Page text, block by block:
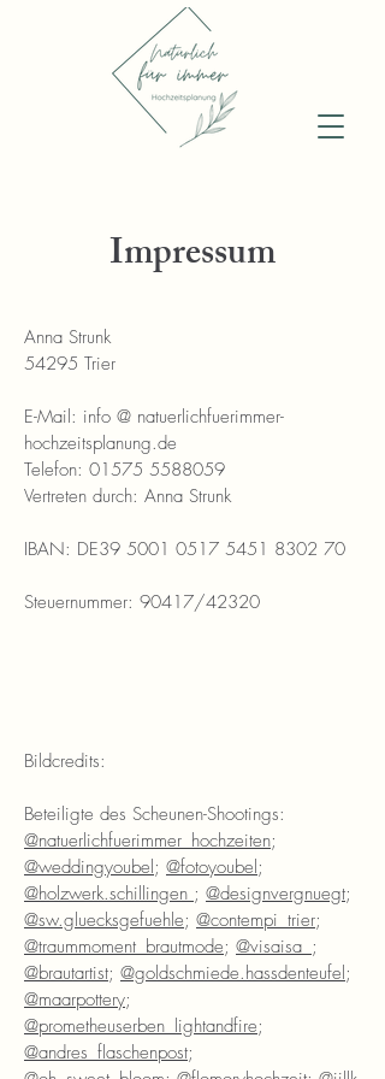
Impressum
Anna Strunk
54295 Trier
E-Mail: info @ natuerlichfuerimmer-
hochzeitsplanung.de
Telefon: 01575 5588059
Vertreten durch: Anna Strunk
IBAN: DE39 5001 0517 5451 8302 70
Steuernummer: 90417/42320
Bildcredits:
Beteiligte des Scheunen-Shootings:
@natuerlichfuerimmer_hochzeiten;
@weddingyoubel; @fotoyoubel;
@holzwerk.schillingen ; @designvergnuegt;
@sw.gluecksgefuehle; @contempi_trier;
@traummoment_brautmode; @visaisa_ ;
@brautartist; @goldschmiede.hassdenteufel;
@maarpottery;
@prometheuserben_lightandfire;
@andres_flaschenpost;